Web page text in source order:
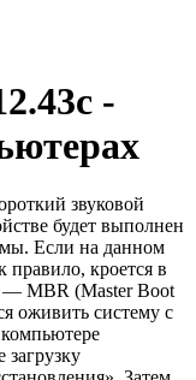
-
звуковой
будет выполнен
Если на данном
правило, кроется в
— MBR (Master Boot
оживить систему с